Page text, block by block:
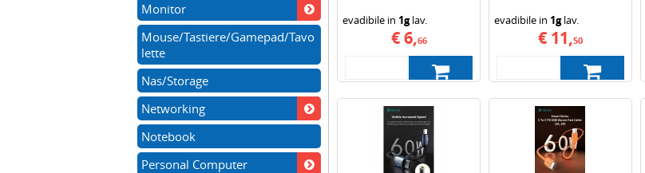
evadibile in 1glav.
€ 6,66
evadibile in 1glav.
€ 11,50
Monitor
Mouse/Tastiere/Gamepad/Tavo
lette
Nas/Storage
Networking
Notebook
Personal Computer